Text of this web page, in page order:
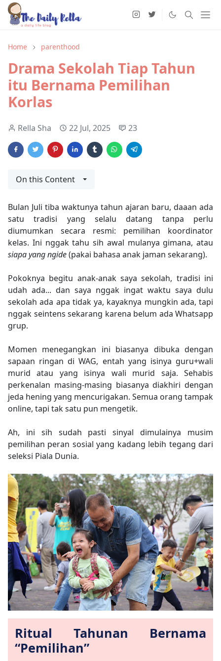
Home parenthood
Drama Sekolah Tiap Tahun
itu Bernama Pemilihan
Korlas
Rella Sha 22 Jul, 2025 23
On this Content
Bulan Juli tiba waktunya tahun ajaran baru, daaan ada
satu tradisi yang selalu datang tanpa perlu
diumumkan secara resmi: pemilihan koordinator
kelas. Ini nggak tahu sih awal mulanya gimana, atau
siapa yang ngide(pakai bahasa anak jaman sekarang).
Pokoknya begitu anak-anak saya sekolah, tradisi ini
udah ada... dan saya nggak ingat waktu saya dulu
sekolah ada apa tidak ya, kayaknya mungkin ada, tapi
nggak seintens sekarang karena belum ada Whatsapp
grup.
Momen menegangkan ini biasanya dibuka dengan
sapaan ringan di WAG, entah yang isinya guru+wali
murid atau yang isinya wali murid saja. Sehabis
perkenalan masing-masing biasanya diakhiri dengan
jeda hening yang mencurigakan. Semua orang tampak
online, tapi tak satu pun mengetik.
Ah, ini sih sudah pasti sinyal dimulainya musim
pemilihan peran sosial yang kadang lebih tegang dari
seleksi Piala Dunia.
Ritual Tahunan Bernama
“Pemilihan”